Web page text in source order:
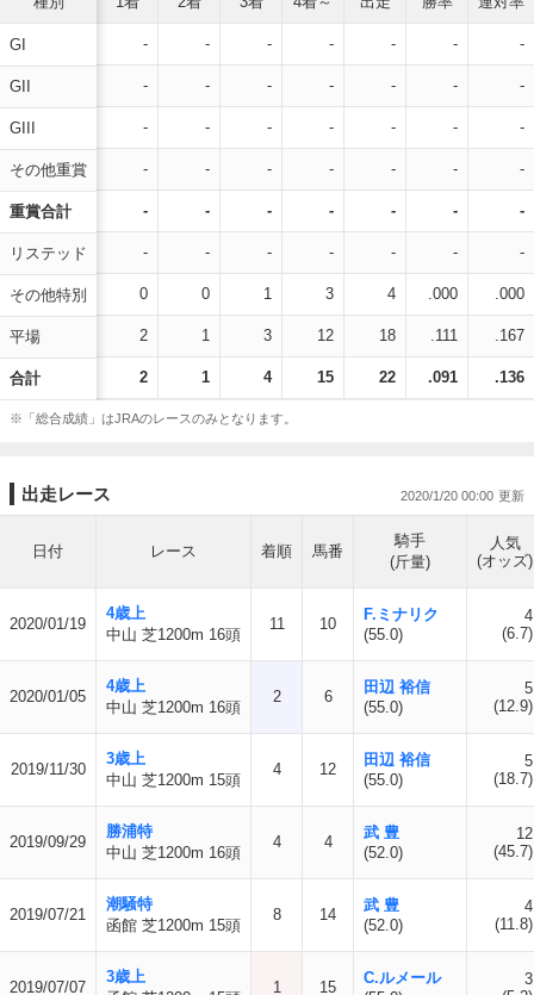
GI
GII
GIII
その他重賞
重賞合計
リステッド
その他特別
平場
合計
- - - - - - -
- - - - - - -
- - - - - - -
- - - - - - -
- - - - - - -
- - - - - - -
0 0 1 3 4 .000 .000
2 1 3 12 18 .111 .167
2 1 4 15 22 .091 .136
※「総合成績」はJRAのレースのみとなります。
出走レース 2020/1/20 00:00
日付 レース 着順 馬番
騎手
(斤量)
人気
(オッズ)
2020/01/19
4歳上
中山 芝1200m 16頭
11 10
F.ミナリク
(55.0)
4
(6.7)
2020/01/05
4歳上
中山 芝1200m 16頭
2 6
田辺 裕信
(55.0)
5
(12.9)
2019/11/30
3歳上
中山 芝1200m 15頭
4 12
田辺 裕信
(55.0)
5
(18.7)
2019/09/29
勝浦特
中山 芝1200m 16頭
4 4
武 豊
(52.0)
12
(45.7)
2019/07/21
潮騒特
函館 芝1200m 15頭
8 14
武 豊
(52.0)
4
(11.8)
2019/07/07
3歳上
1 15
C.ルメール
3